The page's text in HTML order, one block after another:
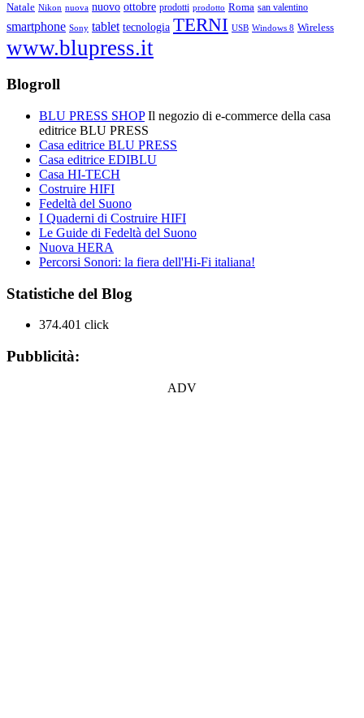
Natale Nikon nuova nuovo ottobre prodotti prodotto Roma san valentino
smartphone Sony tablet tecnologia TERNI USB Windows 8 Wireless
www.blupress.it
Blogroll
BLU PRESS SHOPIl negozio di e-commerce della casa
editrice BLU PRESS
Casa editrice BLU PRESS
Casa editrice EDIBLU
Casa HI-TECH
Costruire HIFI
Fedeltà del Suono
I Quaderni di Costruire HIFI
Le Guide di Fedeltà del Suono
Nuova HERA
Percorsi Sonori: la fiera dell'Hi-Fi italiana!
Statistiche del Blog
374.401 click
Pubblicità:
ADV